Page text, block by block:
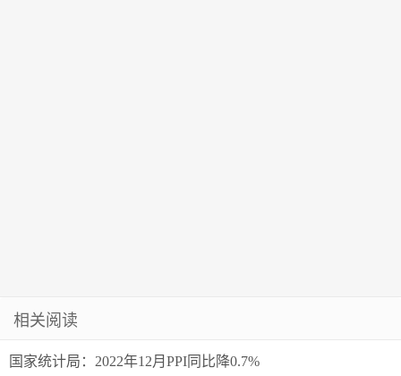
相关阅读
国家统计局：2022年12月PPI同比降0.7%